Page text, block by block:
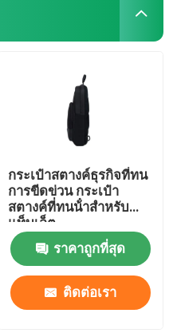
กระเป๋าสตางค์ธุรกิจที่ทน
การขีดข่วน กระเป๋า
สตางค์ที่ทนน้ําสําหรับ
แท็บเล็ต
ราคาถูกที่สุด
ติดต่อเรา